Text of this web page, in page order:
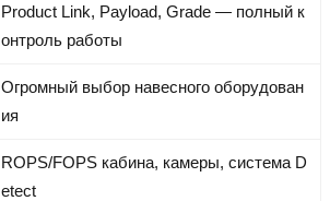
Product Link, Payload, Grade — полный к
онтроль работы
Огромный выбор навесного оборудован
ия
ROPS/FOPS кабина, камеры, система D
etect